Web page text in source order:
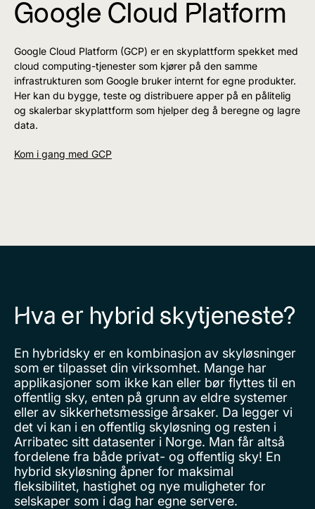
Google Cloud Platform
Google Cloud Platform (GCP) er en skyplattform spekket med
cloud computing-tjenester som kjører på den samme
infrastrukturen som Google bruker internt for egne produkter.
Her kan du bygge, teste og distribuere apper på en pålitelig
og skalerbar skyplattform som hjelper deg å beregne og lagre
data.
Kom i gang med GCP
Hva er hybrid skytjeneste?
En hybridsky er en kombinasjon av skyløsninger
som er tilpasset din virksomhet. Mange har
applikasjoner som ikke kan eller bør flyttes til en
offentlig sky, enten på grunn av eldre systemer
eller av sikkerhetsmessige årsaker. Da legger vi
det vi kan i en offentlig skyløsning og resten i
Arribatec sitt datasenter i Norge. Man får altså
fordelene fra både privat- og offentlig sky! En
hybrid skyløsning åpner for maksimal
fleksibilitet, hastighet og nye muligheter for
selskaper som i dag har egne servere.